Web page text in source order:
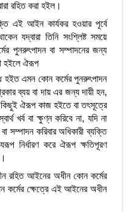
রহিত করা হইল।
এই আইন কার্যকর হওয়ার পূর্বে
যদ্বারা তিনি সংশ্লিষ্ট সময়ে
পুনরুৎপাদন বা সম্পাদনের জন্য
হইলে ঐরূপ
হইত এমন কোন কর্মের পুনরুৎপাদন
ব্যয় বা দায় এর জন্য দায়ী হন,
কিছুই ঐরূপ কাজ হইতে বা তৎসূত্রে
খর্ব বা ক্ষুণ্ন করিবে না, যদি না
করিবার অধিকারী ব্যক্তি
নির্ধারণ করে ঐরূপ ক্ষতিপূরণ
রহিত আইনের অধীন কোন কর্মের
কর্মের ক্ষেত্রে এই আইনের অধীন